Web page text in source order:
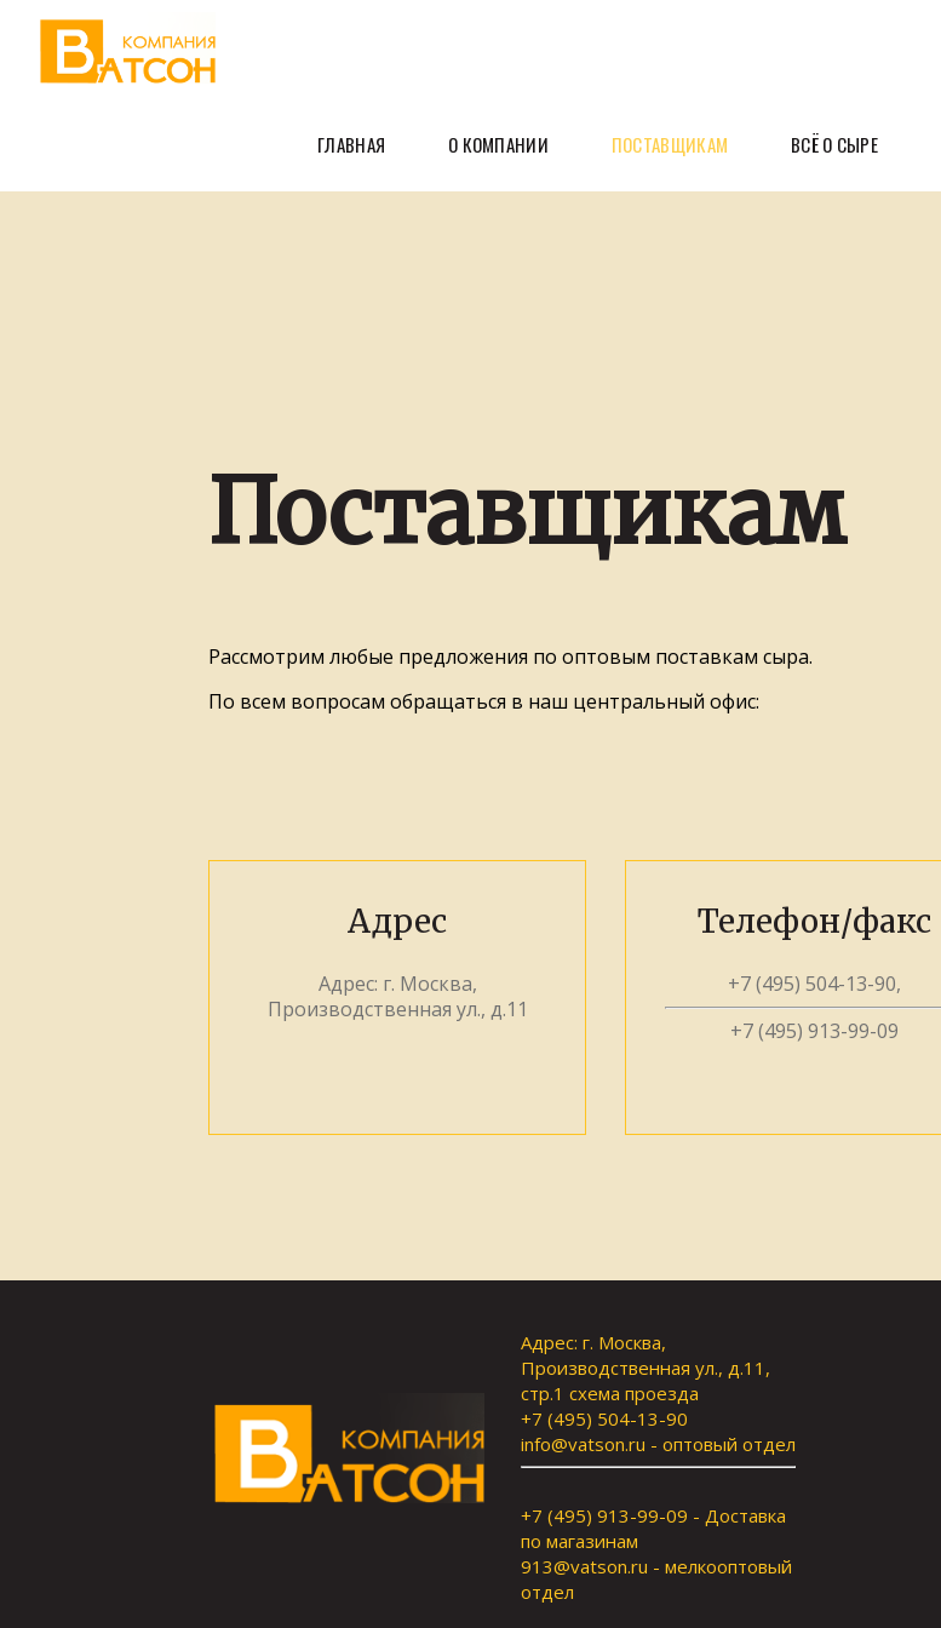
ГЛАВНАЯ О КОМПАНИИ ПОСТАВЩИКАМ ВСЁ О СЫРЕ
Поставщикам
Рассмотрим любые предложения по оптовым поставкам сыра.
По всем вопросам обращаться в наш центральный офис:
Адрес
Адрес: г. Москва,
Производственная ул., д.11
Телефон/факс
+7 (495) 504-13-90,
+7 (495) 913-99-09
Адрес: г. Москва,
Производственная ул., д.11,
стр.1 схема проезда
+7 (495) 504-13-90
info@vatson.ru - оптовый отдел
+7 (495) 913-99-09 - Доставка
по магазинам
913@vatson.ru - мелкооптовый
отдел